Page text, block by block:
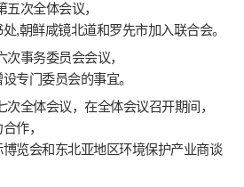
次全体会议，
,朝鲜咸镜北道和罗先市加入联合会。
事务委员会会议，
专门委员会的事宜。
次全体会议，在全体会议召开期间，
作，
览会和东北亚地区环境保护产业商谈